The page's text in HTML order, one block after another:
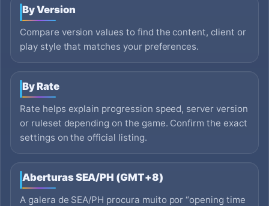
By Version
Compare version values to find the content, client or
play style that matches your preferences.
By Rate
Rate helps explain progression speed, server version
or ruleset depending on the game. Confirm the exact
settings on the official listing.
Aberturas SEA/PH (GMT+8)
A galera de SEA/PH procura muito por “opening time